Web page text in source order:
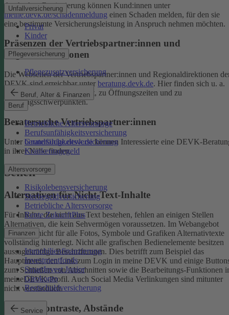
Unfallversicherung
Privat
Kinder
Pflegeversicherung
Pflegezusatzversicherung
Beruf, Alter & Finanzen
Beruf
Betriebliche Altersvorsorge
Berufsunfähigkeitsversicherung
Grundfähigkeitsversicherung
Krankentagegeld
Altersvorsorge
Risikolebensversicherung
Sterbegeldversicherung
Betriebliche Altersvorsorge
Rente ZukunftPlus
Finanzen
Immobilienfinanzierung
Investmentfonds
SmartInvest Junior
Girokonto
Restschuldversicherung
Service
Auch ohne Registrierung können Kund:innen unter
meine.devk.de/schadenmeldung einen Schaden melden, für den sie
eine bestimmte Versicherungsleistung in Anspruch nehmen möchten.
Präsenzen der Vertriebspartner:innen und
Regionaldirektionen
Die Webseiten der Vertriebspartner:innen und Regionaldirektionen
DEVK sind erreichbar unter beratung.devk.de. Hier finden sich u. a.
Informationen zum Standort, zu Öffnungszeiten und zu
Beratungsschwerpunkten.
Beratersuche Vertriebspartner:innen
Unter beratersuche.devk.dekönnen Interessierte eine DEVK-
in ihrer Nähe finden.
Sehen
Alternativen für Nicht-Text-Inhalte
Für Inhalte, die nicht aus Text bestehen, fehlen an einigen Stellen
Alternativen, die kein Sehvermögen voraussetzen. Im Webangebot
sind noch nicht für alle Fotos, Symbole und Grafiken Alternativtexte
vollständig hinterlegt. Nicht alle grafischen Bedienelemente besitzen
aussagekräftige Beschriftungen. Dies betrifft zum Beispiel das
Hauptmenü, den Link zum Login in meine DEVK und einige
zum Schließen von Abschnitten sowie die Bearbeitungs-Funktionen
meineDEVK-Profil. Auch Social Media Verlinkungen sind mitunter
nicht verständlich.
Schrift, Kontraste, Abstände